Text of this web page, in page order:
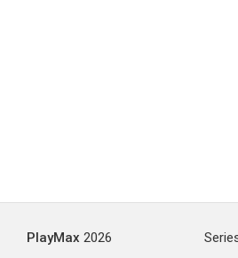
PlayMax 2026